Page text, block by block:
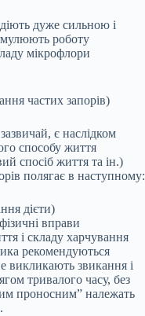
дуже сильною і
роботу
мікрофлори
частих запорів)
є наслідком
способу життя
спосіб життя та ін.)
полягає в наступному:
дієти)
вправи
і складу харчування
рекомендуються
викликають звикання і
тривалого часу, без
проносним” належать